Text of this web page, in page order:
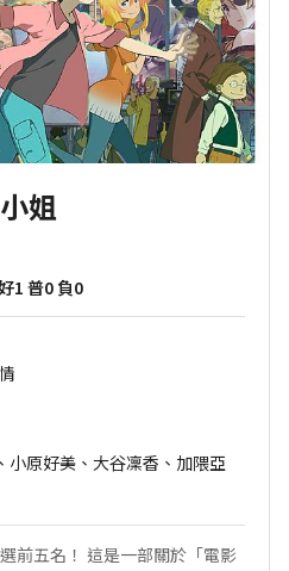
姐
1 普0 負0
小原好美、大谷凜香、加隈亞
前五名！ 這是一部關於「電影